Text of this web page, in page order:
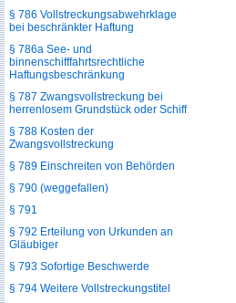
§ 786 Vollstreckungsabwehrklage
bei beschränkter Haftung
§ 786a See- und
binnenschifffahrtsrechtliche
Haftungsbeschränkung
§ 787 Zwangsvollstreckung bei
herrenlosem Grundstück oder Schiff
§ 788 Kosten der
Zwangsvollstreckung
§ 789 Einschreiten von Behörden
§ 790 (weggefallen)
§ 791
§ 792 Erteilung von Urkunden an
Gläubiger
§ 793 Sofortige Beschwerde
§ 794 Weitere Vollstreckungstitel